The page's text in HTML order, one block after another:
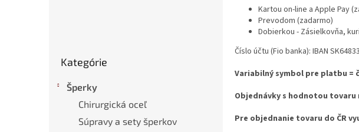
kategórie
Kategórie
Šperky
Chirurgická oceľ
Súpravy a sety šperkov
Kartou on-line a Apple Pay
Prevodom (zadarmo)
Dobierkou - Zásielkovňa,
Číslo účtu (Fio banka): IBAN
Variabilný symbol pre platbu =
Objednávky s hodnotou tovaru
Pre objednanie tovaru do ČR